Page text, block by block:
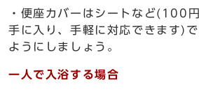
・便座カバーはシートなど(100
手に入り、手軽に対応できます)
ようにしましょう。
一人で入浴する場合